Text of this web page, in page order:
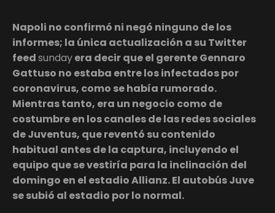
Napoli no confirmó ni negó ninguno de los
informes; la única actualización a su Twitter
feedsundayera decir que el gerente Gennaro
Gattuso no estaba entre los infectados por
coronavirus, como se había rumorado.
Mientras tanto, era un negocio como de
costumbre en los canales de las redes sociales
de Juventus, que reventó su contenido
habitual antes de la captura, incluyendo el
equipo que se vestiría para la inclinación del
domingo en el estadio Allianz. El autobús Juve
se subió al estadio por lo normal.